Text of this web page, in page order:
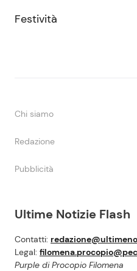
Ultime Notizie Flash
Contatti:
Legal:
Purple di Procopio Filomena
Festività
Chi siamo
Redazione
Pubblicità